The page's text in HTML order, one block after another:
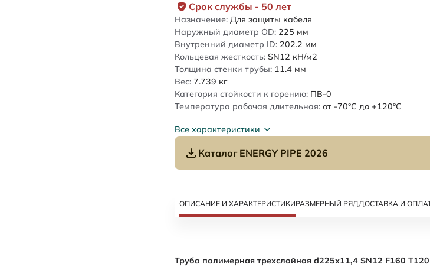
Срок службы - 50 лет
Назначение: Для защиты кабеля
Наружный диаметр OD: 225 мм
Внутренний диаметр ID: 202.2 мм
Кольцевая жесткость: SN12 кН/м2
Толщина стенки трубы: 11.4 мм
Вес: 7.739 кг
Категория стойкости к горению: ПВ-0
Температура рабочая длительная: от -70°C до +120°C
Все характеристики
Каталог ENERGY PIPE 2026
ОПИСАНИЕ И ХАРАКТЕРИСТИКИРАЗМЕРНЫЙ РЯДДОСТАВКА И
Труба полимерная трехслойная d225х11,4 SN12 F160